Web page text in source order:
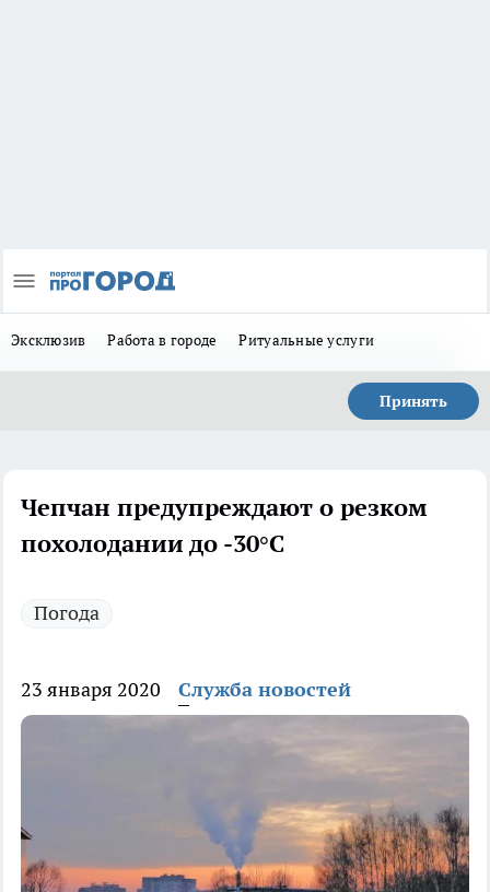
Эксклюзив Работа в городе Ритуальные услуги
Принять
Чепчан предупреждают о резком
похолодании до -30°С
Погода
23 января 2020 Служба новостей